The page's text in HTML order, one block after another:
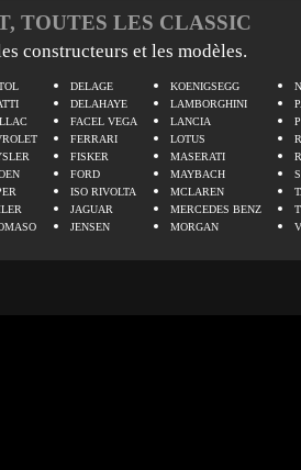
TOUTES LES CLASSIC
constructeurs et les modèles.
DELAGE
DELAHAYE
FACEL VEGA
FERRARI
FISKER
FORD
ISO RIVOLTA
JAGUAR
JENSEN
KOENIGSEGG
LAMBORGHINI
LANCIA
LOTUS
MASERATI
MAYBACH
MCLAREN
MERCEDES BENZ
MORGAN